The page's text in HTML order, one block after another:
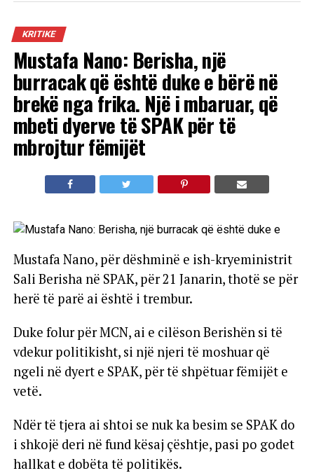
KRITIKE
Mustafa Nano: Berisha, një
burracak që është duke e bërë në
brekë nga frika. Një i mbaruar, që
mbeti dyerve të SPAK për të
mbrojtur fëmijët
Mustafa Nano, për dëshminë e ish-kryeministrit
Sali Berisha në SPAK, për 21 Janarin, thotë se për
herë të parë ai është i trembur.
Duke folur për MCN, ai e cilëson Berishën si të
vdekur politikisht, si një njeri të moshuar që
ngeli në dyert e SPAK, për të shpëtuar fëmijët e
vetë.
Ndër të tjera ai shtoi se nuk ka besim se SPAK do
i shkojë deri në fund kësaj çështje, pasi po godet
hallkat e dobëta të politikës.